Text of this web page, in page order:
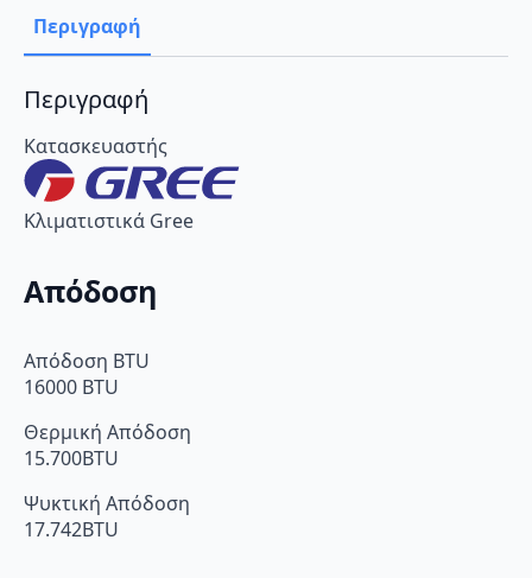
Wi-
Fi
ποσότητα
Περιγραφή
Περιγραφή
Κατασκευαστής
Κλιματιστικά Gree
Απόδοση
Απόδοση BTU
16000 BTU
Θερμική Απόδοση
15.700BTU
Ψυκτική Απόδοση
17.742BTU